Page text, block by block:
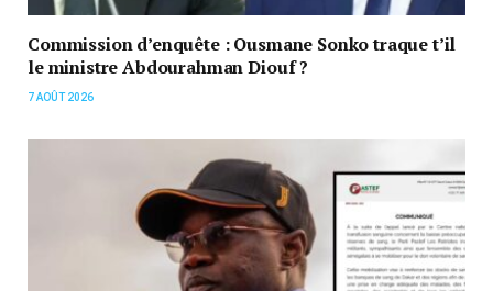
Commission d’enquête : Ousmane Sonko traque t’il
le ministre Abdourahman Diouf ?
7 AOÛT 2026